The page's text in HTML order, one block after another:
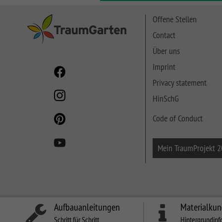
SYSTEM RHOMBUS
HOLZ
LETTLAND & Co
Offene Stellen
Contact
Über uns
Imprint
Privacy statement
HinSchG
Code of Conduct
Mein TraumProjekt
Aufbauanleitungen
Schritt für Schritt